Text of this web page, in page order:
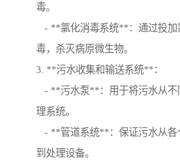
毒。
- **氯化消毒系统**：通过投加
毒，杀灭病原微生物。
3. **污水收集和输送系统**：
- **污水泵**：用于将污水从不
理系统。
- **管道系统**：保证污水从各
到处理设备。